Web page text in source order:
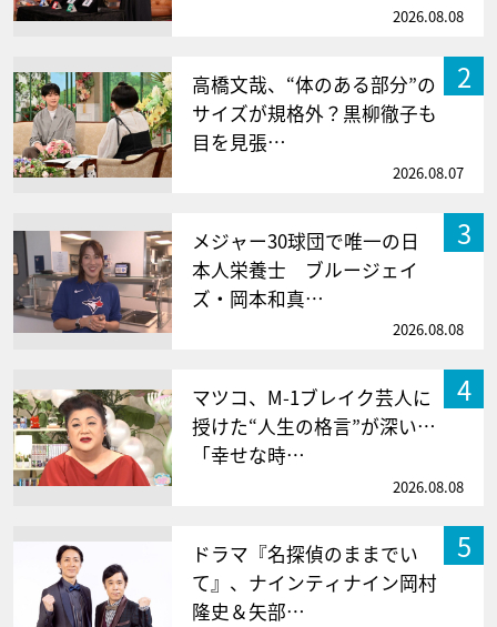
2026.08.08
2
高橋文哉、“体のある部分”の
サイズが規格外？黒柳徹子も
目を見張…
2026.08.07
3
メジャー30球団で唯一の日
本人栄養士 ブルージェイ
ズ・岡本和真…
2026.08.08
4
マツコ、M-1ブレイク芸人に
授けた“人生の格言”が深い…
「幸せな時…
2026.08.08
5
ドラマ『名探偵のままでい
て』、ナインティナイン岡村
隆史＆矢部…